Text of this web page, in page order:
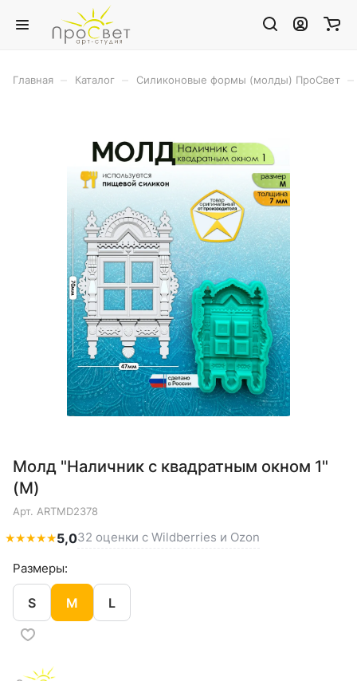
Главная Каталог Силиконовые формы (молды) ПроСвет
Молд "Наличник с квадратным окном 1"
(M)
Арт. ARTMD2378
★★★★★5,032 оценки с Wildberries и Ozon
Размеры:
S M L